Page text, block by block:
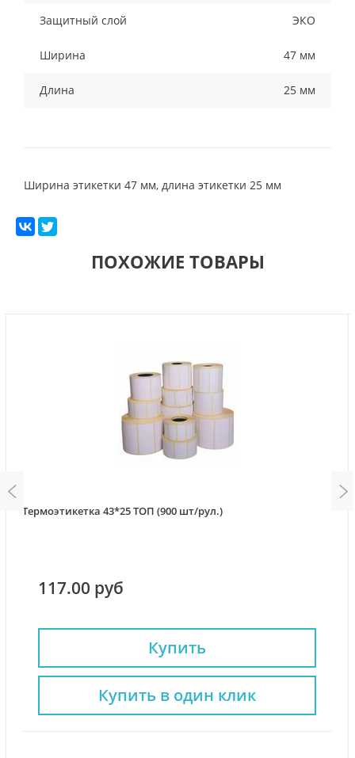
Защитный слой ЭКО
Ширина 47 мм
Длина 25 мм
Ширина этикетки 47 мм, длина этикетки 25 мм
ПОХОЖИЕ ТОВАРЫ
Термоэтикетка 43*25 ТОП (900 шт/рул.)
117.00 руб
Купить
Купить в один клик